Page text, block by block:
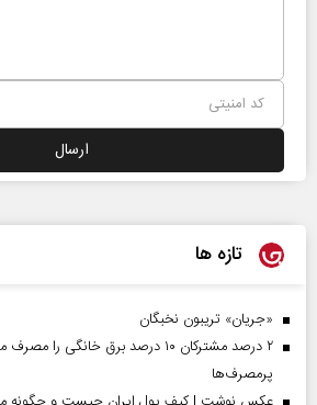
تازه ها
«جریان» تریبون نخبگان
۲ درصد مشترکان ۱۰ درصد برق
پرمصرف‌ها